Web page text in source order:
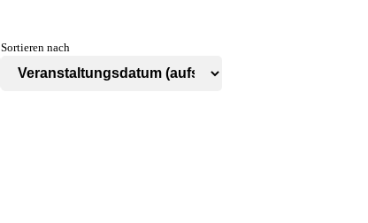
Sortieren nach